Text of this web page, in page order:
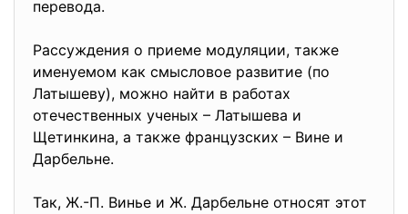
перевода.
Рассуждения о приеме модуляции, также
именуемом как смысловое развитие (по
Латышеву), можно найти в работах
отечественных ученых – Латышева и
Щетинкина, а также французских – Вине и
Дарбельне.
Так, Ж.-П. Винье и Ж. Дарбельне относят этот